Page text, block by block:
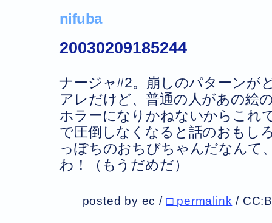
nifuba
20030209185244
ナージャ#2。崩しのパターンが
アレだけど、普通の人があの絵
ホラーになりかねないからこれ
で圧倒しなくなると話のおもし
っぽちのおちびちゃんだなんて
わ！（もうだめだ）
posted by ec / □ permalink /